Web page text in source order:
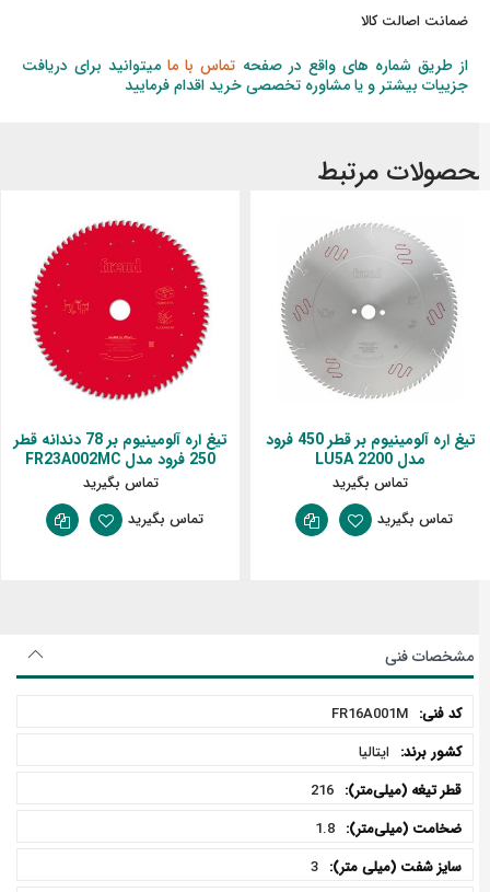
ضمانت اصالت کالا
از طریق شماره های واقع در صفحهتماس با ما میتوانید برای دریافت
جزییات بیشتر و یا مشاوره تخصصی خرید اقدام فرمایید
مرتبط
تیغ اره آلومینیوم بر قطر 450 فرود
مدل LU5A 2200
تماس بگیرید
تماس بگیرید
تیغ اره آلومینیوم بر 78 دندانه قطر
250 فرود مدل FR23A002MC
تماس بگیرید
تماس بگیرید
مشخصات فنی
مشخصات
FR16A001M
ایتالیا
216
1.8